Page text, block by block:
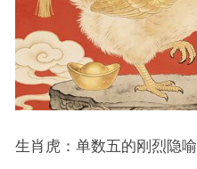
生肖虎：单数五的刚烈隐喻